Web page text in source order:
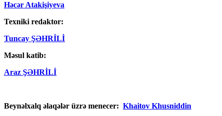
Həcər Atakişiyeva
Texniki redaktor:
Tuncay ŞƏHRİLİ
Məsul katib:
Araz ŞƏHRİLİ
Beynəlxalq əlaqələr üzrə menecer: Khaitov Khusniddin